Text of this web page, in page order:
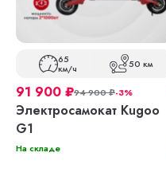
65
км/ч 50 км
91 900 ₽94 900₽-3%
Электросамокат Kugoo
G1
На складе